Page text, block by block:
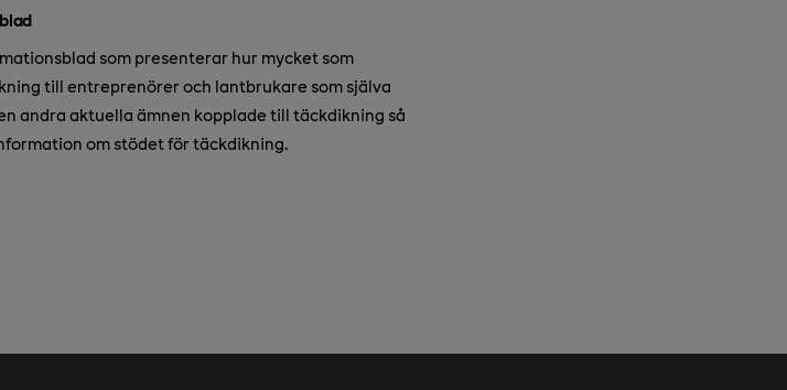
som presenterar hur mycket som
till entreprenörer och lantbrukare som själva
andra aktuella ämnen kopplade till täckdikning så
om stödet för täckdikning.